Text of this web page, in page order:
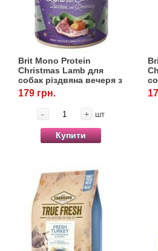
Brit Mono Protein
Christmas Lamb для
собак різдвяна вечеря з
ягнятком, 400 г
179 грн.
- + шт
Купити